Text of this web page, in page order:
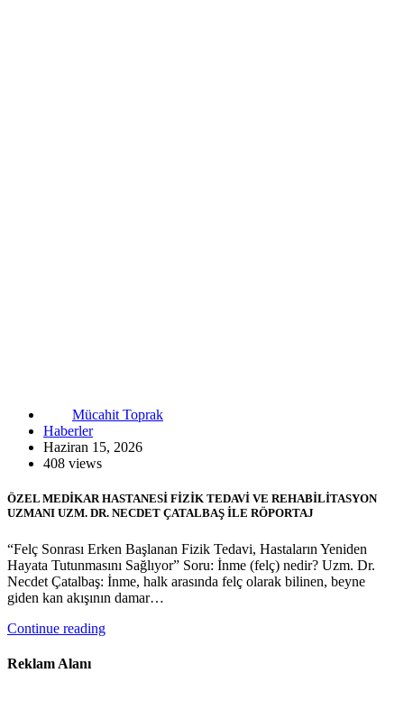
Mücahit Toprak
Haberler
Haziran 15, 2026
408 views
ÖZEL MEDİKAR HASTANESİ FİZİK TEDAVİ VE REHABİLİTASYON
UZMANI UZM. DR. NECDET ÇATALBAŞ İLE RÖPORTAJ
“Felç Sonrası Erken Başlanan Fizik Tedavi, Hastaların Yeniden
Hayata Tutunmasını Sağlıyor” Soru: İnme (felç) nedir? Uzm. Dr.
Necdet Çatalbaş: İnme, halk arasında felç olarak bilinen, beyne
giden kan akışının damar…
Continue reading
Reklam Alanı